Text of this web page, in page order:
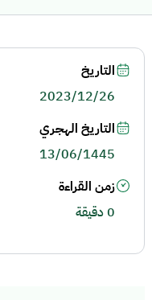
التاريخ
2023/12/26
التاريخ الهجري
13/06/1445
زمن القراءة
0 دقيقة